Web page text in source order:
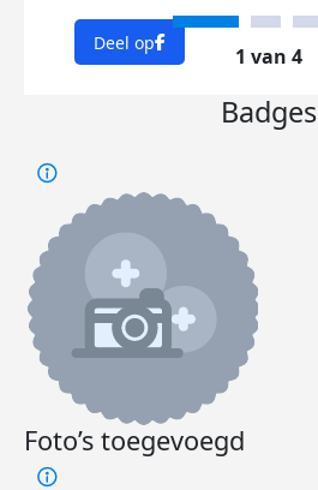
Deel op
1 van 4
Badges
Foto’s toegevoegd